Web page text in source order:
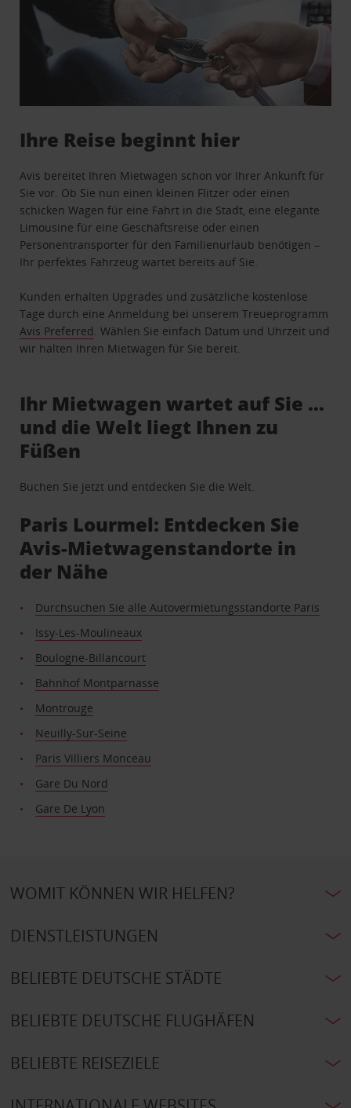
Ihre Reise beginnt hier
Avis bereitet Ihren Mietwagen schon vor Ihrer Ankunft für
Sie vor. Ob Sie nun einen kleinen Flitzer oder einen
schicken Wagen für eine Fahrt in die Stadt, eine elegante
Limousine für eine Geschäftsreise oder einen
Personentransporter für den Familienurlaub benötigen –
Ihr perfektes Fahrzeug wartet bereits auf Sie.
Kunden erhalten Upgrades und zusätzliche kostenlose
Tage durch eine Anmeldung bei unserem Treueprogramm
Avis Preferred . Wählen Sie einfach Datum und Uhrzeit und
wir halten Ihren Mietwagen für Sie bereit.
Ihr Mietwagen wartet auf Sie …
und die Welt liegt Ihnen zu
Füßen
Buchen Sie jetzt und entdecken Sie die Welt.
Paris Lourmel: Entdecken Sie
Avis-Mietwagenstandorte in
der Nähe
Durchsuchen Sie alle Autovermietungsstandorte Paris
Issy-Les-Moulineaux
Boulogne-Billancourt
Bahnhof Montparnasse
Montrouge
Neuilly-Sur-Seine
Paris Villiers Monceau
Gare Du Nord
Gare De Lyon
WOMIT KÖNNEN WIR HELFEN?
DIENSTLEISTUNGEN
BELIEBTE DEUTSCHE STÄDTE
BELIEBTE DEUTSCHE FLUGHÄFEN
BELIEBTE REISEZIELE